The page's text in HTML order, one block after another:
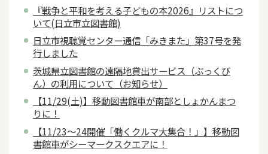
『戦争と平和を考える子どもの本2026』リストにつ
いて(日立市立図書館)
日立市視聴覚センター通信「みきまた」第37号を発
行しました
茨城県立図書館の遠隔地貸出サービス（ぶっくび
ん）の利用について（お知らせ）
【11/29(土)】移動図書館車が南部としょかんまつ
りに！
【11/23～24開催「働くクルマ大集合！」】移動図
書館車がシーマークスクエアに！